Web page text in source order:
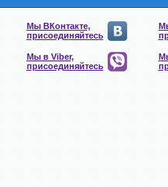
Мы ВКонтакте,
присоединяйтесь
Мы в Viber,
присоединяйтесь